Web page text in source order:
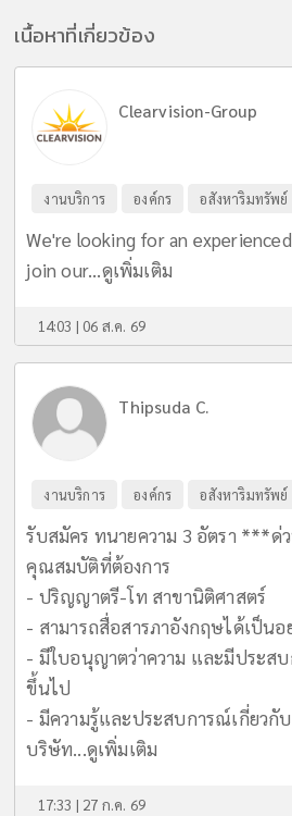
เนื้อหาที่เกี่ยวข้อง
Clearvision-Group
งานบริการ องค์กร อสังหาริมทรัพย์
We're looking for an
join our...ดูเพิ่มเติม
14:03 | 06 ส.ค. 69
Thipsuda C.
งานบริการ องค์กร อสังหาริมทรัพย์
รับสมัคร ทนายความ 3 อัตรา ***ด่
คุณสมบัติที่ต้องการ
- ปริญญาตรี-โท สาขานิติศาสตร์
- สามารถสื่อสารภาอังกฤษได้เป็นอ
- มีใบอนุญาตว่าความ และมีประส
ขึ้นไป
- มีความรู้และประสบการณ์เกี่ยวกั
บริษัท...ดูเพิ่มเติม
17:33 | 27 ก.ค. 69